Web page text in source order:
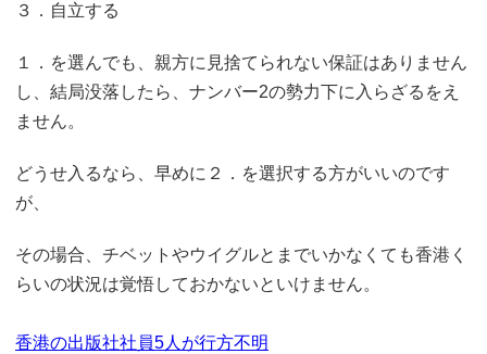
３．自立する
１．を選んでも、親方に見捨てられない保証はありません
し、結局没落したら、ナンバー2の勢力下に入らざるをえ
ません。
どうせ入るなら、早めに２．を選択する方がいいのです
が、
その場合、チベットやウイグルとまでいかなくても香港く
らいの状況は覚悟しておかないといけません。
香港の出版社社員5人が行方不明